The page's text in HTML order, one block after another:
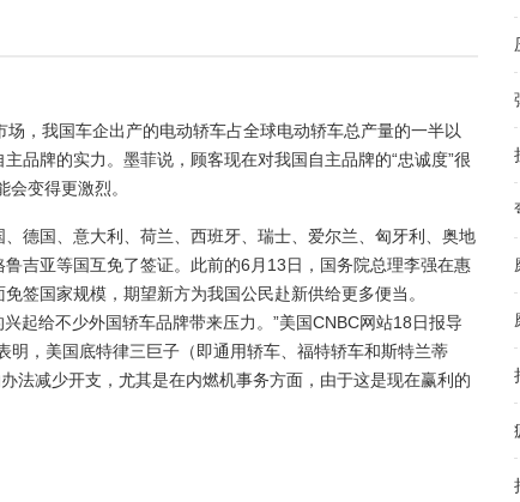
我国车企出产的电动轿车占全球电动轿车总产量的一半以
品牌的实力。墨菲说，顾客现在对我国自主品牌的“忠诚度”很
变得更激烈。
国、意大利、荷兰、西班牙、瑞士、爱尔兰、匈牙利、奥地
吉亚等国互免了签证。此前的6月13日，国务院总理李强在惠
签国家规模，期望新方为我国公民赴新供给更多便当。
给不少外国轿车品牌带来压力。”美国CNBC网站18日报导
，美国底特律三巨子（即通用轿车、福特轿车和斯特兰蒂
法减少开支，尤其是在内燃机事务方面，由于这是现在赢利的